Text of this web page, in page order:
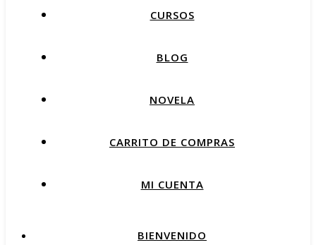
CURSOS
BLOG
NOVELA
CARRITO DE COMPRAS
MI CUENTA
BIENVENIDO